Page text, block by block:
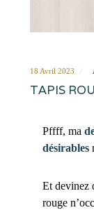
18 Avril 2023
TAPIS
Pffff, ma
désirables
Et devinez
rouge